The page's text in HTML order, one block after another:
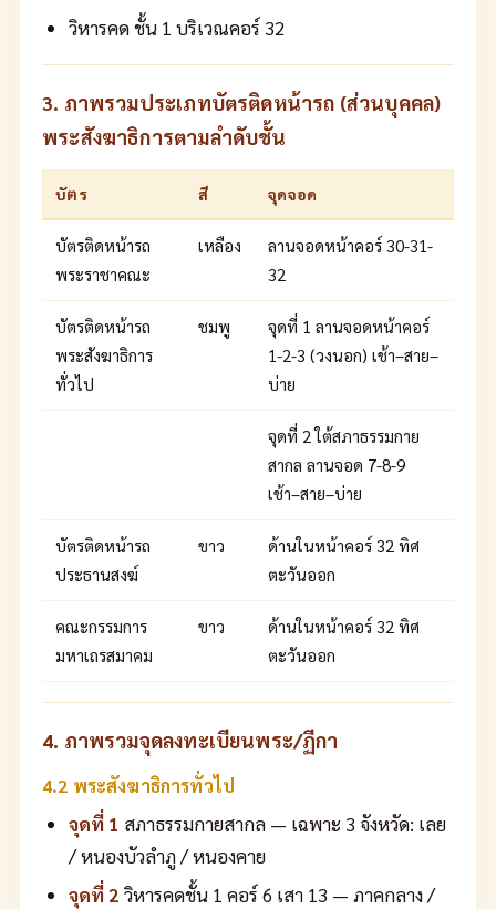
วิหารคด ชั้น 1 บริเวณคอร์ 32
3. ภาพรวมประเภทบัตรติดหน้ารถ (ส่วนบุคคล)
พระสังฆาธิการตามลำดับชั้น
บัตร สี จุดจอด
บัตรติดหน้ารถ
พระราชาคณะ
เหลือง
ลานจอดหน้าคอร์ 30-31-
32
บัตรติดหน้ารถ
พระสังฆาธิการ
ทั่วไป
ชมพู
จุดที่ 1 ลานจอดหน้าคอร์
1-2-3 (วงนอก) เช้า–สาย–
บ่าย
จุดที่ 2 ใต้สภาธรรมกาย
สากล ลานจอด 7-8-9
เช้า–สาย–บ่าย
บัตรติดหน้ารถ
ประธานสงฆ์
ขาว
ด้านในหน้าคอร์ 32 ทิศ
ตะวันออก
คณะกรรมการ
มหาเถรสมาคม
ขาว
ด้านในหน้าคอร์ 32 ทิศ
ตะวันออก
4. ภาพรวมจุดลงทะเบียนพระ/ฏีกา
4.2 พระสังฆาธิการทั่วไป
จุดที่ 1 สภาธรรมกายสากล — เฉพาะ 3 จังหวัด: เลย
/ หนองบัวลำภู / หนองคาย
จุดที่ 2 วิหารคดชั้น 1 คอร์ 6 เสา 13 — ภาคกลาง /